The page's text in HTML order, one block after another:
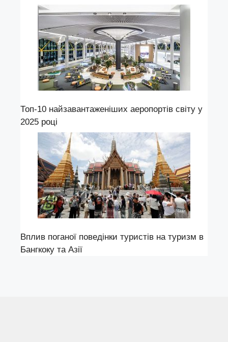
Топ-10 найзавантаженіших аеропортів світу у
2025 році
Вплив поганої поведінки туристів на туризм в
Бангкоку та Азії